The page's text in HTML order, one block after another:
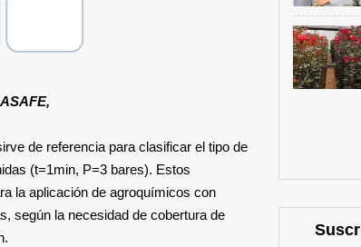
de referencia para clasificar el tipo de
(t=1min, P=3 bares). Estos
la aplicación de agroquímicos con
según la necesidad de cobertura de